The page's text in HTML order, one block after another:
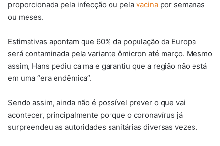
proporcionada pela infecção ou pela vacina por semanas
ou meses.
Estimativas apontam que 60% da população da Europa
será contaminada pela variante ômicron até março. Mesmo
assim, Hans pediu calma e garantiu que a região não está
em uma “era endêmica”.
Sendo assim, ainda não é possível prever o que vai
acontecer, principalmente porque o coronavírus já
surpreendeu as autoridades sanitárias diversas vezes.